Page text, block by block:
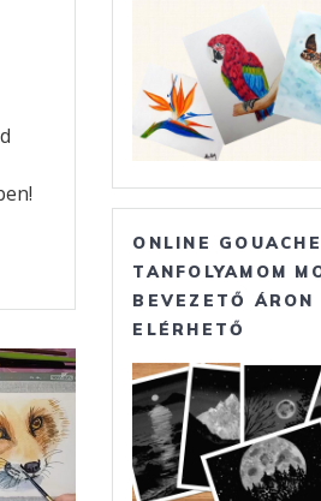
ONLINE
TANFOLYAMOM
BEVEZETŐ ÁRON
ELÉRHETŐ